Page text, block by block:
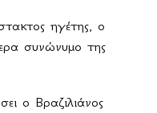
ηγέτης, ο
συνώνυμο της
ο Βραζιλιάνος